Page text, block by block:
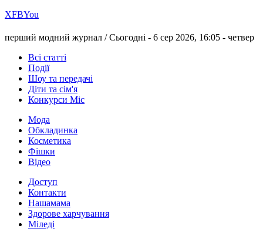
ХFBYou
перший модний журнал /Сьогодні - 6 сер 2026, 16:05 - четвер
Всі статті
Події
Шоу та передачі
Діти та сім'я
Конкурси Міс
Мода
Обкладинка
Косметика
Фішки
Відео
Доступ
Контакти
Нашамама
Здорове харчування
Міледі